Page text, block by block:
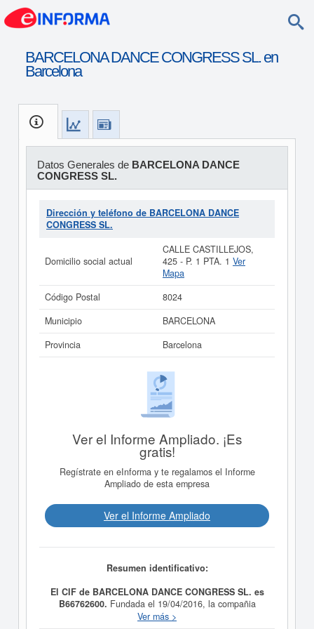
BARCELONA DANCE CONGRESS SL. en
Barcelona
Datos Generales de BARCELONA DANCE
CONGRESS SL.
Dirección y teléfono de BARCELONA DANCE
CONGRESS SL.
Domicilio social actual
CALLE CASTILLEJOS,
425 - P. 1 PTA. 1 Ver
Mapa
Código Postal
8024
Municipio
BARCELONA
Provincia
Barcelona
Ver el Informe Ampliado. ¡Es
gratis!
Regístrate en eInforma y te regalamos el Informe
Ampliado de esta empresa
Ver el Informe Ampliado
Resumen identificativo:
El CIF de BARCELONA DANCE CONGRESS SL. es
B66762600. Fundada el 19/04/2016, la compañia
BARCELONA DANCE CONGRESS SL.
Ver más >